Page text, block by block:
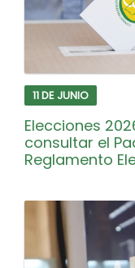
11 DE JUNIO
Elecciones
consultar el
Reglamento